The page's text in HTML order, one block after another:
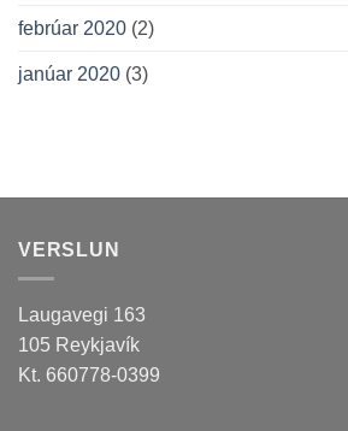
febrúar 2020 (2)
janúar 2020 (3)
VERSLUN
Laugavegi 163
105 Reykjavík
Kt. 660778-0399